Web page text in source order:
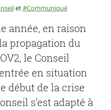
et Communiqué
année, en raison
propagation du
le Conseil
en situation
début de la crise
s’est adapté à